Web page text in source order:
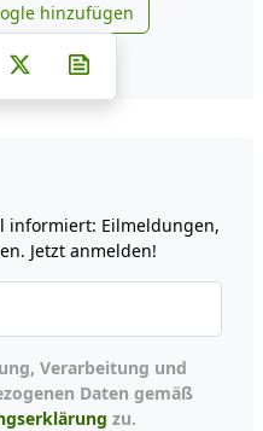
zu Google
hinzufügen
Facebook
auf Whatsapp
Teilen auf Telegram
Pinterest
E-Mail teilen
Post auf X
informiert: Eilmeldungen,
Jetzt anmelden!
Daten gemäß
zu.